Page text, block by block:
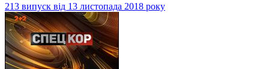
213 випуск від 13 листопада 2018 року